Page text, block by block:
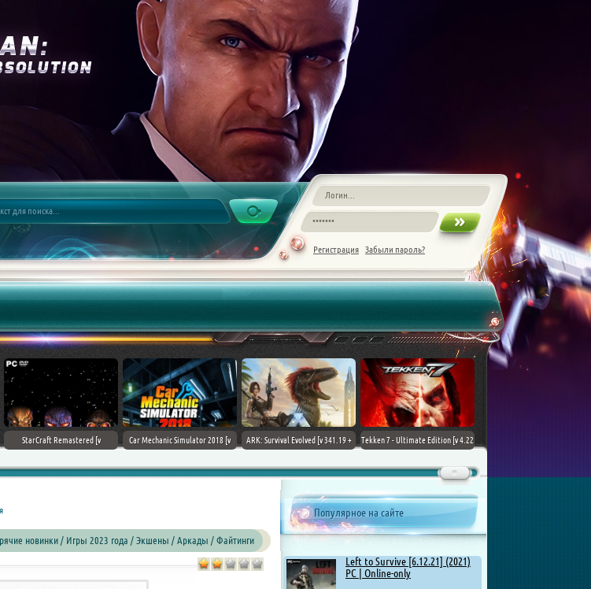
Регистрация Забыли пароль?
StarCraft Remastered [v
Car Mechanic Simulator 2018 [v
ARK: Survival Evolved [v 341.19 +
Tekken 7 - Ultimate Edition [v 4.22
Chovka
Популярное на сайте
Left to Survive [6.12.21] (2021)
PC | Online-only
новинки / Игры 2023 года / Экшены / Аркады / Файтинги